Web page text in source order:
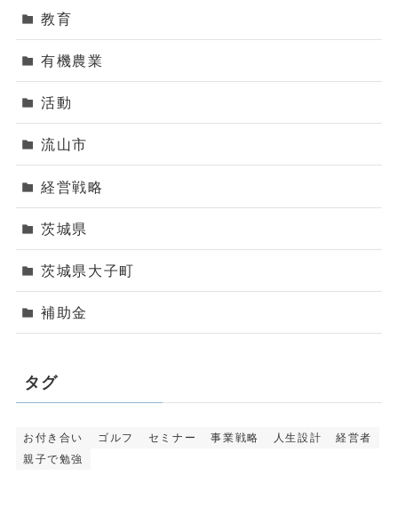
教育
有機農業
活動
流山市
経営戦略
茨城県
茨城県大子町
補助金
タグ
お付き合い ゴルフ セミナー 事業戦略 人生設計
経営者
親子で勉強